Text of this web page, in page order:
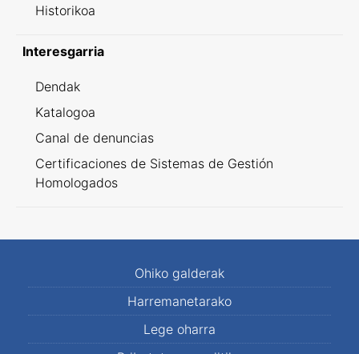
Historikoa
Interesgarria
Dendak
Katalogoa
Canal de denuncias
Certificaciones de Sistemas de Gestión
Homologados
Ohiko galderak
Harremanetarako
Lege oharra